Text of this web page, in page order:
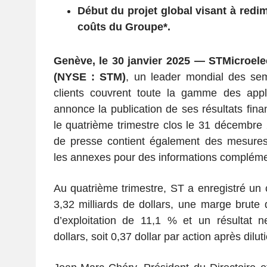
Début du projet global visant à
coûts du Groupe*.
Genève, le 30 janvier 2025 —
(NYSE : STM), un leader mondial des
clients couvrent toute la gamme des
annonce la publication de ses résultats
le quatrième trimestre clos le 31
de presse contient également des
les annexes pour des informations
Au quatrième trimestre, ST a enregistré un
3,32 milliards de dollars, une marge brute
d’exploitation de 11,1 % et un résultat
dollars, soit 0,37 dollar par action après